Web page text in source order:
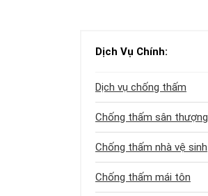
Dịch Vụ Chính:
Dịch vụ chống thấm
Chống thấm sân thượng
Chống thấm nhà vệ sinh
Chống thấm mái tôn